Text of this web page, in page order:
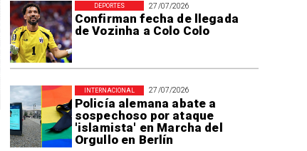
27/07/2026
Confirman fecha de llegada
de Vozinha a Colo Colo
DEPORTES
27/07/2026
Policía alemana abate a
sospechoso por ataque
'islamista' en Marcha del
Orgullo en Berlín
INTERNACIONAL